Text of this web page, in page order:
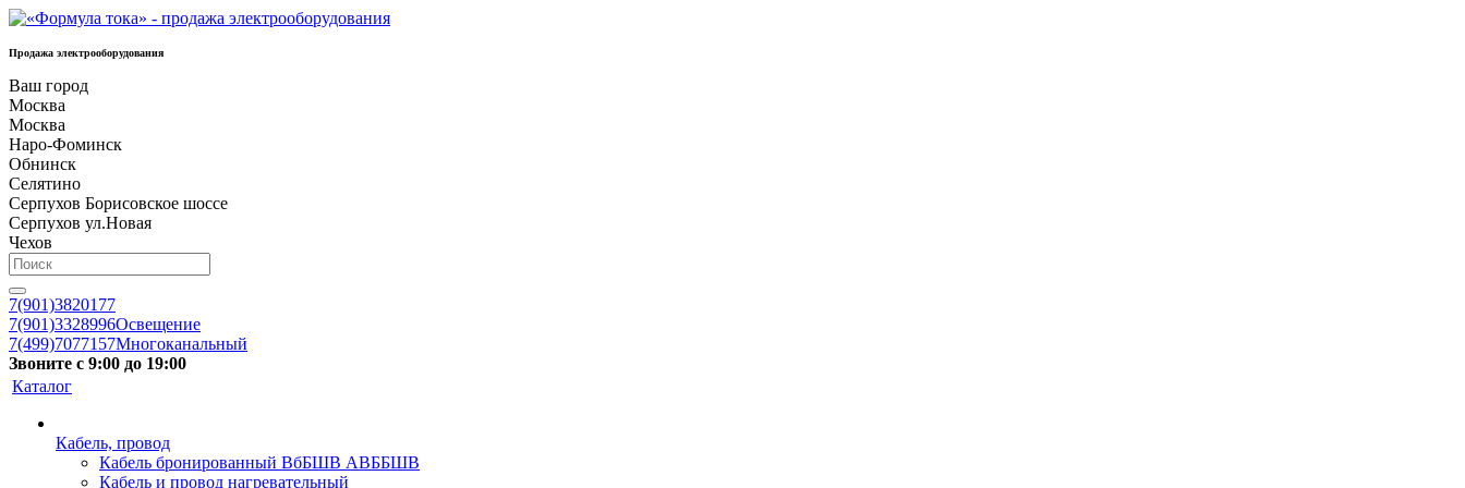
Продажа электрооборудования
Ваш город
Москва
Москва
Наро-Фоминск
Обнинск
Селятино
Серпухов Борисовское шоссе
Серпухов ул.Новая
Чехов
7(901)3820177
7(901)3328996Освещение
7(499)7077157Многоканальный
Звоните с 9:00 до 19:00
Каталог
Кабель, провод
Кабель бронированный ВбБШВ АВББШВ
Кабель и провод нагревательный